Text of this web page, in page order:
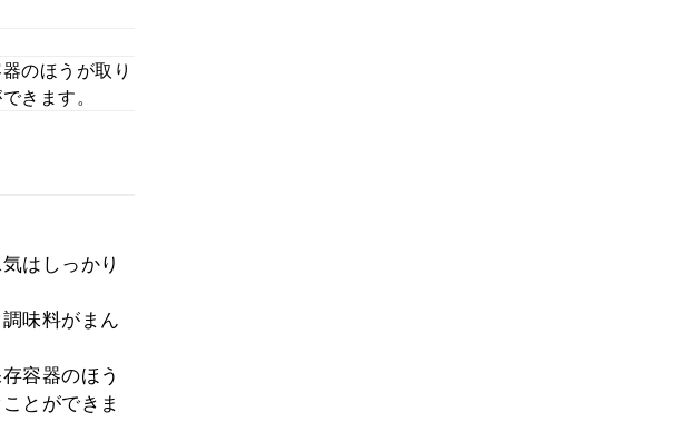
のほうが取り
きます。
はしっかり
味料がまん
容器のほう
とができま